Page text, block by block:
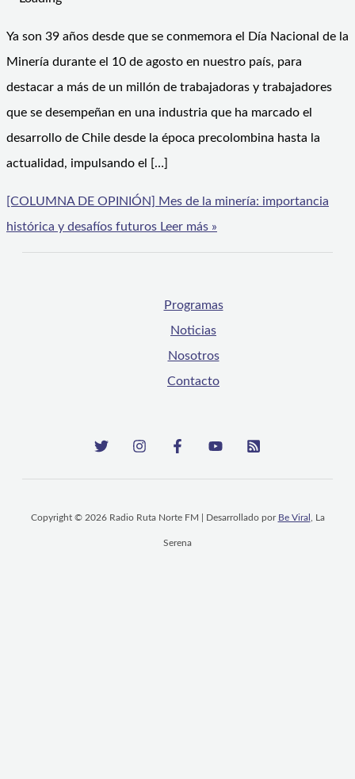
Ya son 39 años desde que se conmemora el Día Nacional de la
Minería durante el 10 de agosto en nuestro país, para
destacar a más de un millón de trabajadoras y trabajadores
que se desempeñan en una industria que ha marcado el
desarrollo de Chile desde la época precolombina hasta la
actualidad, impulsando el […]
[COLUMNA DE OPINIÓN] Mes de la minería: importancia
histórica y desafíos futuros Leer más »
Programas
Noticias
Nosotros
Contacto
Copyright © 2026 Radio Ruta Norte FM | Desarrollado por Be Viral , La
Serena